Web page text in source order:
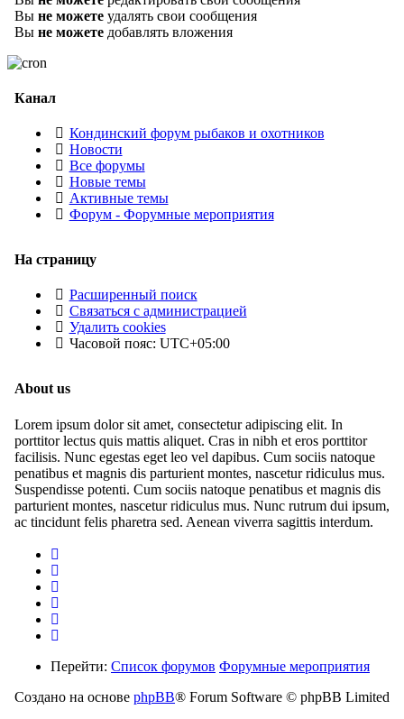
Вы не можете удалять свои сообщения
Вы не можете добавлять вложения
Канал
Кондинский форум рыбаков и охотников
Новости
Все форумы
Новые темы
Активные темы
Форум - Форумные мероприятия
На страницу
Расширенный поиск
Связаться с администрацией
Удалить cookies
Часовой пояс: UTC+05:00
About us
Lorem ipsum dolor sit amet, consectetur adipiscing elit. In
porttitor lectus quis mattis aliquet. Cras in nibh et eros porttitor
facilisis. Nunc egestas eget leo vel dapibus. Cum sociis natoque
penatibus et magnis dis parturient montes, nascetur ridiculus mus.
Suspendisse potenti. Cum sociis natoque penatibus et magnis dis
parturient montes, nascetur ridiculus mus. Nunc rutrum dui ipsum,
ac tincidunt felis pharetra sed. Aenean viverra sagittis interdum.
Перейти: Список форумов Форумные мероприятия
Создано на основе phpBB® Forum Software © phpBB Limited